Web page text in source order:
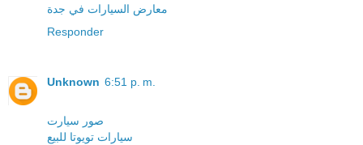
معارض السيارات في جدة
Responder
Unknown 6:51 p. m.
صور سيارت
سيارات تويوتا للبيع